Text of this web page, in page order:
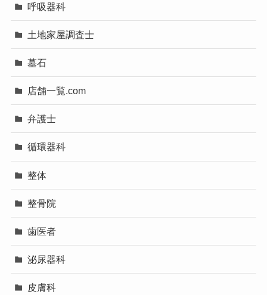
呼吸器科
土地家屋調査士
墓石
店舗一覧.com
弁護士
循環器科
整体
整骨院
歯医者
泌尿器科
皮膚科